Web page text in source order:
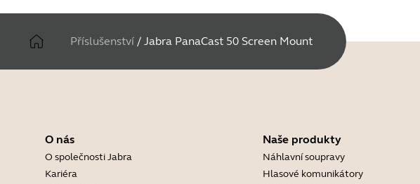
Příslušenství / Jabra PanaCast 50 Screen Mount
O nás
O společnosti Jabra
Kariéra
Naše produkty
Náhlavní soupravy
Hlasové komunikátory